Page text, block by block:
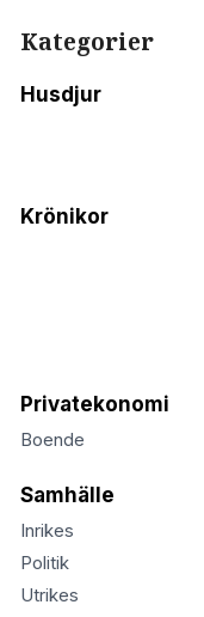
Kategorier
Husdjur
Krönikor
Privatekonomi
Boende
Samhälle
Inrikes
Politik
Utrikes